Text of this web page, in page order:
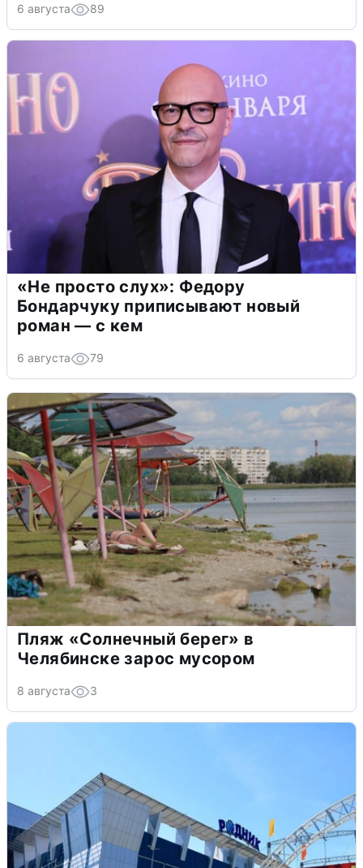
6 августа 89
«Не просто слух»: Федору
Бондарчуку приписывают новый
роман — с кем
6 августа 79
Пляж «Солнечный берег» в
Челябинске зарос мусором
8 августа 3